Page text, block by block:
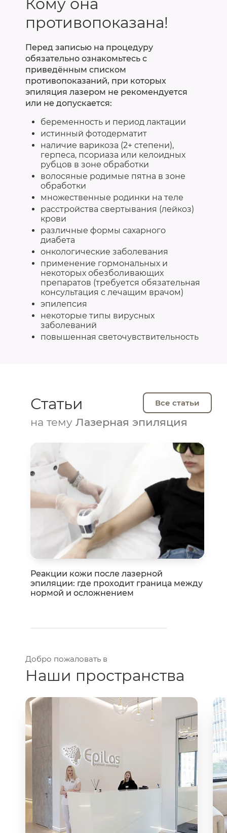
Кому она
противопоказана!
Перед записью на процедуру
обязательно ознакомьтесь с
приведённым списком
противопоказаний, при которых
эпиляция лазером не рекомендуется
или не допускается:
беременность и период лактации
истинный фотодерматит
наличие варикоза (2+ степени),
герпеса, псориаза или келоидных
рубцов в зоне обработки
волосяные родимые пятна в зоне
обработки
множественные родинки на теле
расстройства свертывания (лейкоз)
крови
различные формы сахарного
диабета
онкологические заболевания
применение гормональных и
некоторых обезболивающих
препаратов (требуется обязательная
консультация с лечащим врачом)
эпилепсия
некоторые типы вирусных
заболеваний
повышенная светочувствительность
Все статьи
Статьи
на тему Лазерная эпиляция
Реакции кожи после лазерной
эпиляции: где проходит граница между
нормой и осложнением
Добро пожаловать в
Наши пространства